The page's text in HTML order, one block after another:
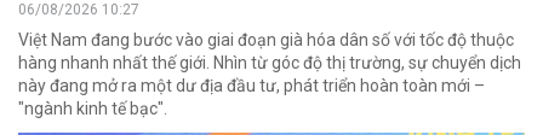
06/08/2026 10:27
Việt Nam đang bước vào giai đoạn già hóa dân số với tốc độ thuộc
hàng nhanh nhất thế giới. Nhìn từ góc độ thị trường, sự chuyển dịch
này đang mở ra một dư địa đầu tư, phát triển hoàn toàn mới –
"ngành kinh tế bạc".